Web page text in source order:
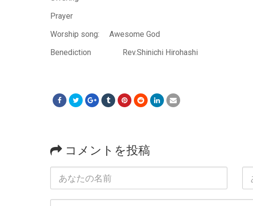
Prayer
Worship song: Awesome God
Benediction Rev.Shinichi Hirohashi
コメントを投稿